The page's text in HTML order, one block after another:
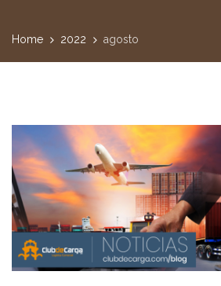
Home 2022 agosto